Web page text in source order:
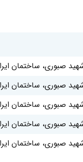
صبوری، ساختمان
صبوری، ساختمان
صبوری، ساختمان
صبوری، ساختمان
صبوری، ساختمان